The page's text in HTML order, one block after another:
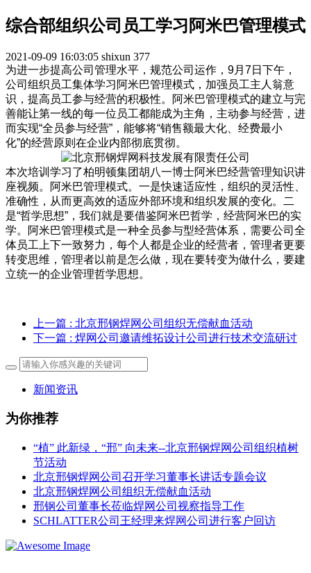
综合部组织公司员工学习阿米巴管理模式
2021-09-09 16:03:05 shixun 377
为进一步提高公司管理水平，规范公司运作，9月7日下午，
公司组织员工集体学习阿米巴管理模式， 加强 员工主人翁意
识， 提高员工参与经营的积极性。
阿米巴管理模式的建立与完
善能让第一线的每一位员工都能成为主角，主动参与经营 ，进
而实现“全员参与经营”， 能够将“销售额最大化、经费最小
化”的经营原则在企业内部彻底贯彻。
本次培训学习了柏明顿集团胡八一博士阿米巴经营管理知识讲
座视频。阿米巴管理模式。一是快速适应性，组织的灵活性、
准确性，从而更高效的适应外部环境和组织发展的变化。二
是“哲学思想”，我们就是要借鉴阿米巴哲学，经营阿米巴的实
学。阿米巴管理模式是一种全员参与型经营体系，需要公司全
体员工上下一致努力，每个人都是企业的经营者，管理者更要
转变思维，管理者以前是怎么做，现在要转变为做什么，要建
立统一的企业管理哲学思想。
上一篇 : 北京邢钢焊网公司组织无偿献血活动
下一篇 : 焊网公司邀请维拓设计公司进行技术交流研讨
新闻资讯
为你推荐
“植” 此新绿，“邢” 向未来--北京邢钢焊网公司组织植树
节活动
北京邢钢焊网公司召开学习董事长讲话专题会议
北京邢钢焊网公司组织无偿献血活动
邢钢公司董事长莅临焊网公司视察指导工作
SCHLATTER公司王经理来焊网公司进行客户回访